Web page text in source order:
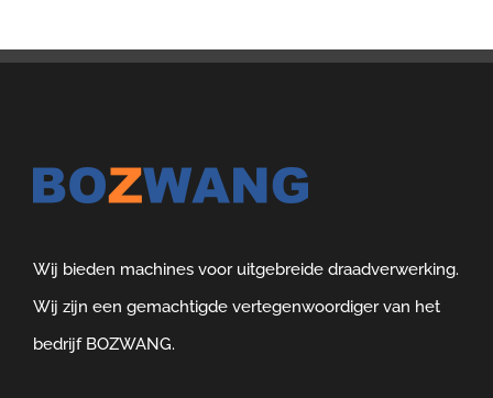
Wij bieden machines voor uitgebreide draadverwerking.
Wij zijn een gemachtigde vertegenwoordiger van het
bedrijf BOZWANG.